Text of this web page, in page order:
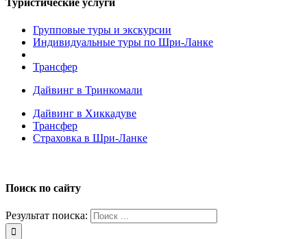
Туристические услуги
Групповые туры и экскурсии
Индивидуальные туры по Шри-Ланке
Трансфер
Дайвинг в Тринкомали
Дайвинг в Хиккадуве
Трансфер
Страховка в Шри-Ланке
Поиск по сайту
Результат поиска: